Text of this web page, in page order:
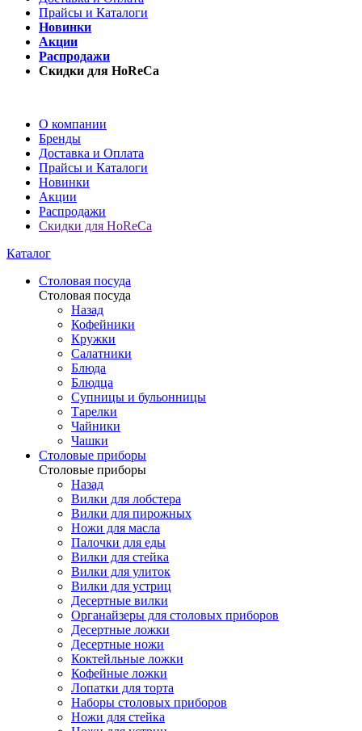
Прайсы и Каталоги
Новинки
Акции
Распродажи
Скидки для HoReCa
О компании
Бренды
Доставка и Оплата
Прайсы и Каталоги
Новинки
Акции
Распродажи
Скидки для HoReCa
Каталог
Столовая посуда
Столовая посуда
Назад
Кофейники
Кружки
Салатники
Блюда
Блюдца
Супницы и бульонницы
Тарелки
Чайники
Чашки
Cтоловые приборы
Cтоловые приборы
Назад
Вилки для лобстера
Вилки для пирожных
Ножи для масла
Палочки для еды
Вилки для стейка
Вилки для улиток
Вилки для устриц
Десертные вилки
Органайзеры для столовых приборов
Десертные ложки
Десертные ножи
Коктейльные ложки
Кофейные ложки
Лопатки для торта
Наборы столовых приборов
Ножи для стейка